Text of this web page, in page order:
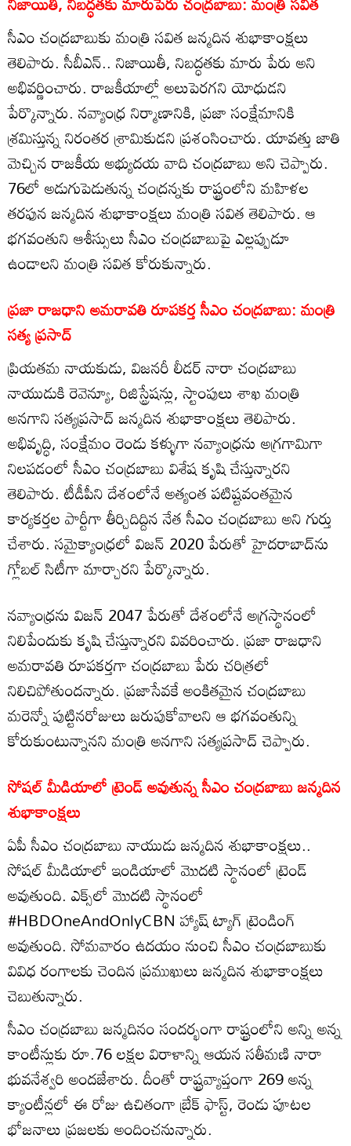
సీఎం చంద్రబాబుకు మంత్రి సవిత జన్మదిన శుభాకాంక్షలు
తెలిపారు. సీబీఎన్.. నిజాయితీ, నిబద్ధతకు మారు పేరు అని
అభివర్ణించారు. రాజకీయాల్లో అలుపెరగని యోధుడని
పేర్కొన్నారు. నవ్యాంధ్ర నిర్మాణానికి, ప్రజా సంక్షేమానికి
శ్రమిస్తున్న నిరంతర శ్రామికుడని ప్రశంసించారు. యావత్తు జాతి
మెచ్చిన రాజకీయ అభ్యుదయ వాది చంద్రబాబు అని చెప్పారు.
76లో అడుగుపెడుతున్న చంద్రన్నకు రాష్ట్రంలోని మహిళల
తరఫున జన్మదిన శుభాకాంక్షలు మంత్రి సవిత తెలిపారు. ఆ
భగవంతుని ఆశీస్సులు సీఎం చంద్రబాబుపై ఎల్లప్పుడూ
ఉండాలని మంత్రి సవిత కోరుకున్నారు.
ప్రజా రాజధాని అమరావతి రూపకర్త సీఎం చంద్రబాబు: మంత్రి
సత్య ప్రసాద్
ప్రియతమ నాయకుడు, విజనరీ లీడర్ నారా చంద్రబాబు
నాయుడుకి రెవెన్యూ, రిజిస్ట్రేషన్లు, స్టాంపులు శాఖ మంత్రి
అనగాని సత్యప్రసాద్ జన్మదిన శుభాకాంక్షలు తెలిపారు.
అభివృద్ధి, సంక్షేమం రెండు కళ్ళుగా నవ్యాంధ్రను అగ్రగామిగా
నిలపడంలో సీఎం చంద్రబాబు విశేష కృషి చేస్తున్నారని
తెలిపారు. టీడీపీని దేశంలోనే అత్యంత పటిష్టవంతమైన
కార్యకర్తల పార్టీగా తీర్చిదిద్దిన నేత సీఎం చంద్రబాబు అని గుర్తు
చేశారు. సమైక్యాంధ్రలో విజన్ 2020 పేరుతో హైదరాబాద్‌ను
గ్లోబల్ సిటీ‌గా మార్చారని పేర్కొన్నారు.
నవ్యాంధ్రను విజన్ 2047 పేరుతో దేశంలోనే అగ్రస్థానంలో
నిలిపేందుకు కృషి చేస్తున్నారని వివరించారు. ప్రజా రాజధాని
అమరావతి రూపకర్తగా చంద్రబాబు పేరు చరిత్రలో
నిలిచిపోతుందన్నారు. ప్రజాసేవకే అంకితమైన చంద్రబాబు
మరెన్నో పుట్టినరోజులు జరుపుకోవాలని ఆ భగవంతున్ని
కోరుకుంటున్నానని మంత్రి అనగాని సత్యప్రసాద్ చెప్పారు.
సోషల్ మీడియాలో ట్రెండ్ అవుతున్న సీఎం చంద్రబాబు జన్మదిన
శుభాకాంక్షలు
ఏపీ సీఎం చంద్రబాబు నాయుడు జన్మదిన శుభాకాంక్షలు..
సోషల్ మీడియాలో ఇండియాలో మొదటి స్థానంలో ట్రెండ్
అవుతుంది. ఎక్స్‌లో మొదటి స్థానంలో
#HBDOneAndOnlyCBN హ్యాష్ ట్యాగ్ ట్రెండింగ్
అవుతుంది. సోమవారం ఉదయం నుంచి సీఎం చంద్రబాబుకు
వివిధ రంగాలకు చెందిన ప్రముఖులు జన్మదిన శుభాకాంక్షలు
చెబుతున్నారు.
సీఎం చంద్రబాబు జన్మదినం సందర్భంగా రాష్ట్రంలోని అన్ని అన్న
కాంటీన్లుకు రూ.76 లక్షల విరాళాన్ని ఆయన సతీమణి నారా
భువనేశ్వరి అందజేశారు. దీంతో రాష్ట్రవ్యాప్తంగా 269 అన్న
క్యాంటీన్లలో ఈ రోజు ఉచితంగా బ్రేక్ ఫాస్ట్, రెండు పూటల
భోజనాలు ప్రజలకు అందించనున్నారు.